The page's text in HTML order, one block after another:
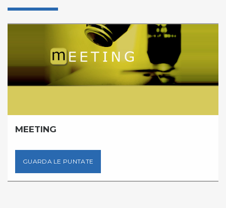
MEETING
GUARDA LE PUNTATE